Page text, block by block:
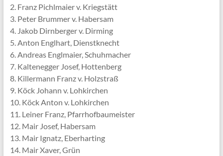
2. Franz Pichlmaier v. Kriegstätt
3. Peter Brummer v. Habersam
4. Jakob Dirnberger v. Dirming
5. Anton Englhart, Dienstknecht
6. Andreas Englmaier, Schuhmacher
7. Kaltenegger Josef, Hottenberg
8. Killermann Franz v. Holzstraß
9. Köck Johann v. Lohkirchen
10. Köck Anton v. Lohkirchen
11. Leiner Franz, Pfarrhofbaumeister
12. Mair Josef, Habersam
13. Mair Ignatz, Eberharting
14. Mair Xaver, Grün